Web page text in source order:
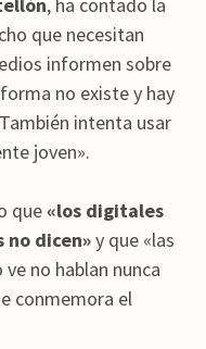
que necesitan
informen sobre
no existe y hay
intenta usar
joven».
que «los digitales
no dicen»y que «las
no hablan nunca
conmemora el